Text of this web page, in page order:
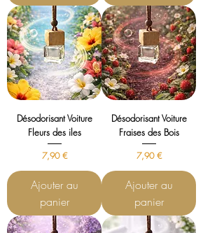
Désodorisant Voiture
Fleurs des iles
Prix
7,90 €
Ajouter au
panier
Désodorisant Voiture
Fraises des Bois
Prix
7,90 €
Ajouter au
panier